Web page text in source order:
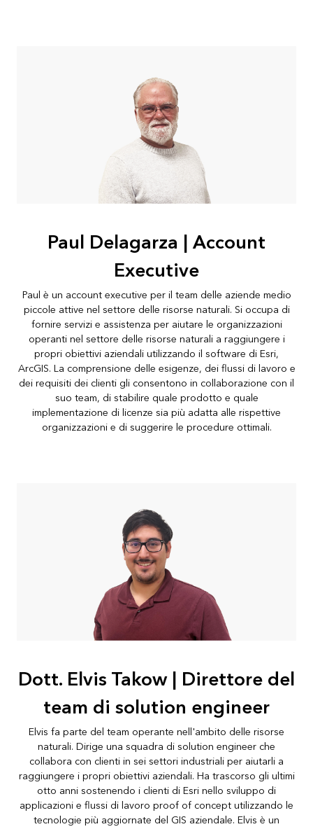
Paul Delagarza | Account
Executive
Paul è un account executive per il team delle aziende medio
piccole attive nel settore delle risorse naturali. Si occupa di
fornire servizi e assistenza per aiutare le organizzazioni
operanti nel settore delle risorse naturali a raggiungere i
propri obiettivi aziendali utilizzando il software di Esri,
ArcGIS. La comprensione delle esigenze, dei flussi di lavoro e
dei requisiti dei clienti gli consentono in collaborazione con il
suo team, di stabilire quale prodotto e quale
implementazione di licenze sia più adatta alle rispettive
organizzazioni e di suggerire le procedure ottimali.
Dott. Elvis Takow | Direttore del
team di solution engineer
Elvis fa parte del team operante nell'ambito delle risorse
naturali. Dirige una squadra di solution engineer che
collabora con clienti in sei settori industriali per aiutarli a
raggiungere i propri obiettivi aziendali. Ha trascorso gli ultimi
otto anni sostenendo i clienti di Esri nello sviluppo di
applicazioni e flussi di lavoro proof of concept utilizzando le
tecnologie più aggiornate del GIS aziendale. Elvis è un